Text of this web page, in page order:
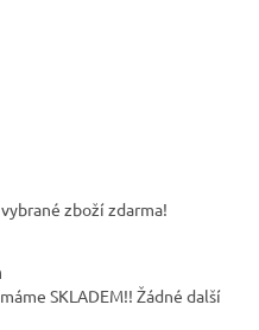
zboží zdarma!
SKLADEM!! Žádné další